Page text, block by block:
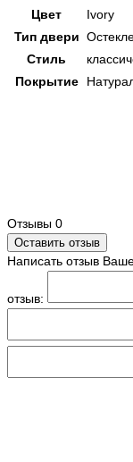
Цвет
Ivory
Тип двери
Стиль
Покрытие
Отзывы 0
Оставить отзыв
Написать отзыв
отзыв: